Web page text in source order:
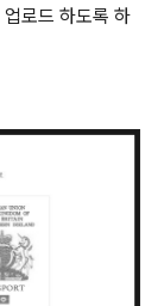
로드 하도록 하